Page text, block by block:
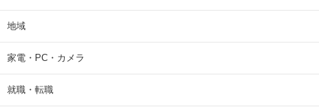
地域
家電・PC・カメラ
就職・転職